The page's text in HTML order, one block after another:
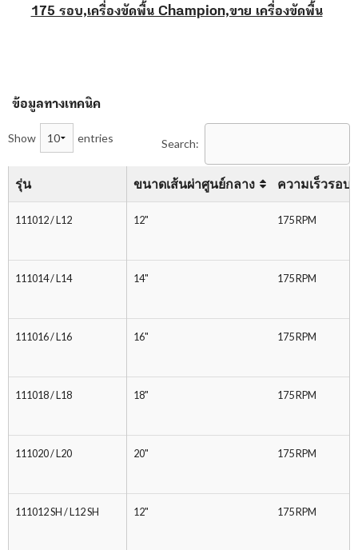
175 รอบ,เครื่องขัดพื้น Champion,ขาย เครื่องขัดพื้น
ข้อมูลทางเทคนิค
Show entries Search:
ขนาดเส้นผ่าศูนย์กลาง ความเร็วรอบ
12" 175 RPM
14" 175 RPM
16" 175 RPM
18" 175 RPM
20" 175 RPM
12" 175 RPM
รุ่น
111012 / L12
111014 / L14
111016 / L16
111018 / L18
111020 / L20
111012 SH / L12 SH